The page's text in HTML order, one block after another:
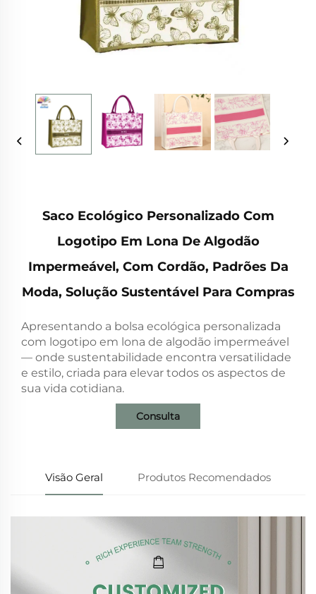
Saco Ecológico Personalizado Com
Logotipo Em Lona De Algodão
Impermeável, Com Cordão, Padrões Da
Moda, Solução Sustentável Para Compras
Apresentando a bolsa ecológica personalizada
com logotipo em lona de algodão impermeável
— onde sustentabilidade encontra versatilidade
e estilo, criada para elevar todos os aspectos de
sua vida cotidiana.
Consulta
Visão Geral Produtos Recomendados